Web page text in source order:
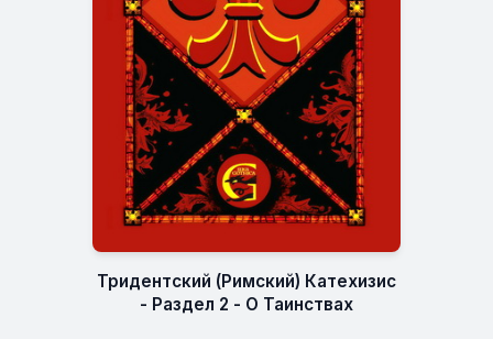
Тридентский (Римский) Катехизис
- Раздел 2 - О Таинствах